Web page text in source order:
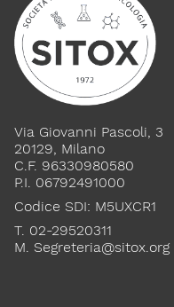
Via Giovanni Pascoli, 3
20129, Milano
C.F. 96330980580
P.I. 06792491000
Codice SDI: M5UXCR1
T. 02-29520311
M. Segreteria@sitox.org
T. 02-29520311
M.
Segreteria@sitox.org
Link utili
La Società
Lavoro e Studio
Cookie Policy